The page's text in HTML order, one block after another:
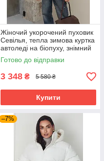
Жіночий укорочений пуховик
Севілья, тепла зимова куртка
автоледі на біопуху, знімний
капюшон 40–44 молочна
Готово до відправки
3 348 ₴ 5 580 ₴
Купити
–7%